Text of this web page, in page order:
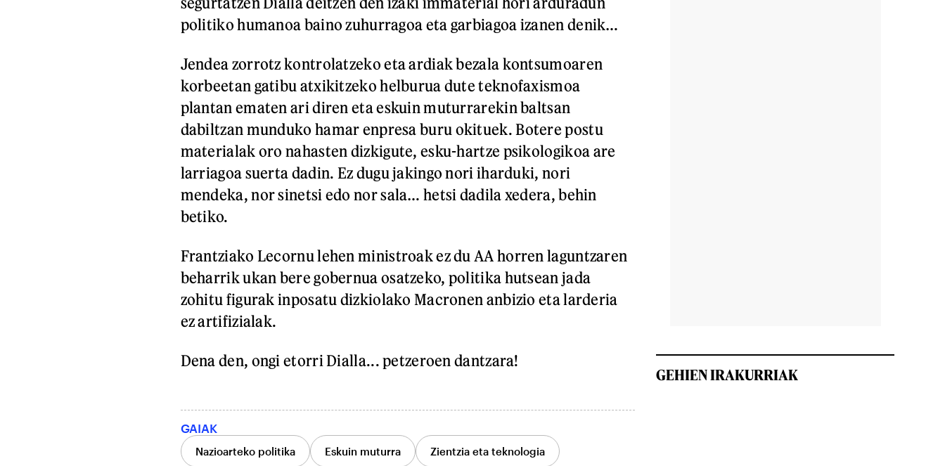
politiko humanoa baino zuhurragoa eta garbiagoa izanen denik…
Jendea zorrotz kontrolatzeko eta ardiak bezala kontsumoaren
korbeetan gatibu atxikitzeko helburua dute teknofaxismoa
plantan ematen ari diren eta eskuin muturrarekin baltsan
dabiltzan munduko hamar enpresa buru okituek. Botere postu
materialak oro nahasten dizkigute, esku-hartze psikologikoa are
larriagoa suerta dadin. Ez dugu jakingo nori iharduki, nori
mendeka, nor sinetsi edo nor sala… hetsi dadila xedera, behin
betiko.
Frantziako Lecornu lehen ministroak ez du AA horren laguntzaren
beharrik ukan bere gobernua osatzeko, politika hutsean jada
zohitu figurak inposatu dizkiolako Macronen anbizio eta larderia
ez artifizialak.
Dena den, ongi etorri Dialla... petzeroen dantzara!
GAIAK
Nazioarteko politika Eskuin muturra Zientzia eta teknologia
GEHIEN IRAKURRIAK